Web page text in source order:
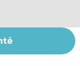
quand